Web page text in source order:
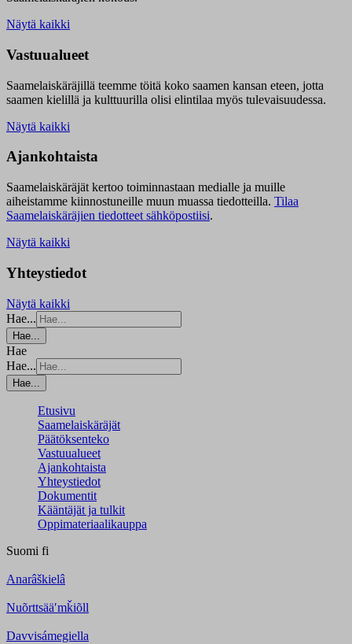
Näytä kaikki
Vastuualueet
Saamelaiskäräjillä teemme töitä koko saamen kansan eteen, jotta
saamen kielillä ja kulttuurilla olisi elintilaa myös tulevaisuudessa.
Näytä kaikki
Ajankohtaista
Saamelaiskäräjät kertoo toiminnastaan medialle ja muille
aiheistamme kiinnostuneille muun muassa tiedotteilla. Tilaa
Saamelaiskäräjien tiedotteet sähköpostiisi.
Näytä kaikki
Yhteystiedot
Näytä kaikki
Hae...
Hae...
Hae
Hae...
Hae...
Etusivu
Saamelaiskäräjät
Päätöksenteko
Vastuualueet
Ajankohtaista
Yhteystiedot
Dokumentit
Kääntäjät ja tulkit
Oppimateriaalikauppa
Suomi fi
Anarâškielâ
Nuõrttsääʹmǩiõll
Davvisámegiella